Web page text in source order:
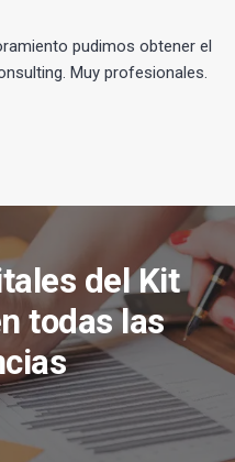
pudimos obtener el
Muy profesionales.
del Kit
todas las